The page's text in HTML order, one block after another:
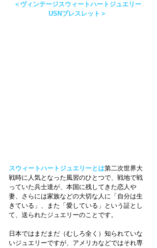
＜ヴィンテージスウィートハートジュエリー
USNブレスレット＞
スウィートハートジュエリーとは第二次世界大
戦時に人気となった風習のひとつで、戦地で戦
っていた兵士達が、本国に残してきた恋人や
妻、さらには家族などの大切な人に「自分は生
きている」、また「愛している」という証とし
て、送られたジュエリーのことです。
日本ではまだまだ（むしろ全く）知られていな
いジュエリーですが、アメリカなどではそれ専